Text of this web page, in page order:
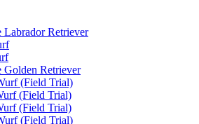
Labrador Retriever
Golden Retriever
(Field Trial)
(Field Trial)
(Field Trial)
(Field Trial)